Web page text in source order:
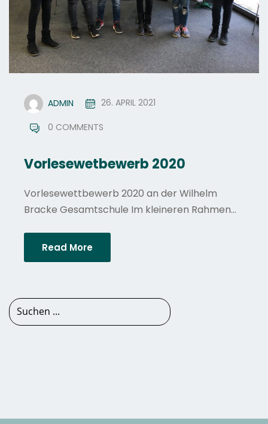
ADMIN 26. APRIL 2021
0 COMMENTS
Vorlesewetbewerb 2020
Vorlesewettbewerb 2020 an der Wilhelm
Bracke Gesamtschule Im kleineren Rahmen...
Read More